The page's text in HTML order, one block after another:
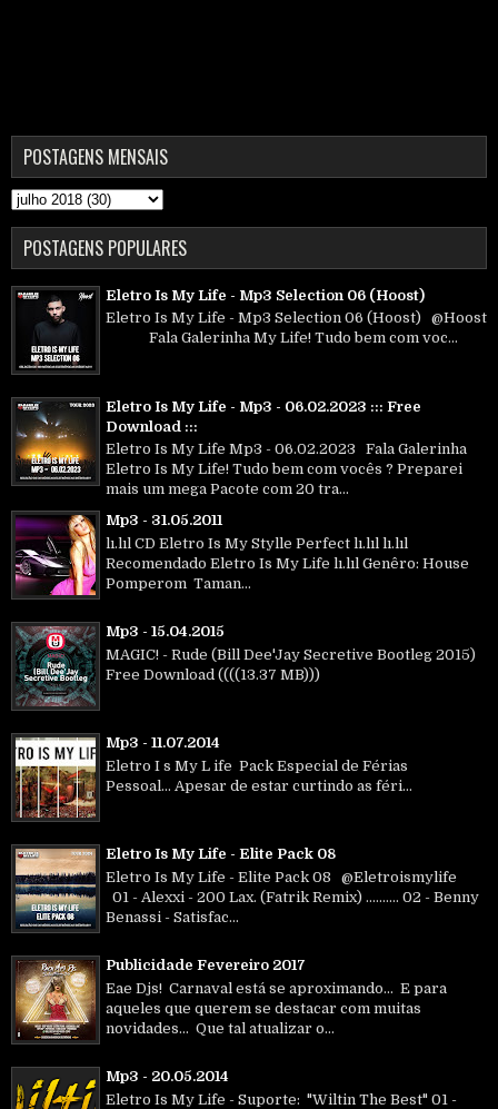
POSTAGENS MENSAIS
POSTAGENS POPULARES
Eletro Is My Life - Mp3 Selection 06 (Hoost)
Eletro Is My Life - Mp3 Selection 06 (Hoost) @Hoost
Fala Galerinha My Life! Tudo bem com voc...
Eletro Is My Life - Mp3 - 06.02.2023 ::: Free
Download :::
Eletro Is My Life Mp3 - 06.02.2023 Fala Galerinha
Eletro Is My Life! Tudo bem com vocês ? Preparei
mais um mega Pacote com 20 tra...
Mp3 - 31.05.2011
lı.lıl CD Eletro Is My Stylle Perfect lı.lıl lı.lıl
Recomendado Eletro Is My Life lı.lıl Genêro: House
Pomperom Taman...
Mp3 - 15.04.2015
MAGIC! - Rude (Bill Dee'Jay Secretive Bootleg 2015)
Free Download ((((13.37 MB)))
Mp3 - 11.07.2014
Eletro I s My L ife Pack Especial de Férias
Pessoal... Apesar de estar curtindo as féri...
Eletro Is My Life - Elite Pack 08
Eletro Is My Life - Elite Pack 08 @Eletroismylife
01 - Alexxi - 200 Lax. (Fatrik Remix) .......... 02 - Benny
Benassi - Satisfac...
Publicidade Fevereiro 2017
Eae Djs! Carnaval está se aproximando... E para
aqueles que querem se destacar com muitas
novidades... Que tal atualizar o...
Mp3 - 20.05.2014
Eletro Is My Life - Suporte: "Wiltin The Best" 01 -